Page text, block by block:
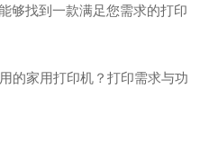
够找到一款满足您需求的打印
的家用打印机？打印需求与功